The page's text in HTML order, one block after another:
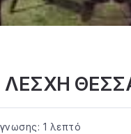
ΛΕΣΧΗ
1 λεπτό